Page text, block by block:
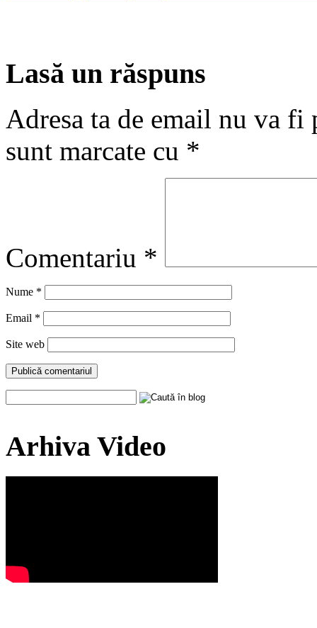
Lasă un răspuns
Adresa ta de email nu va fi
sunt marcate cu *
Comentariu *
Nume *
Email *
Site web
Arhiva Video